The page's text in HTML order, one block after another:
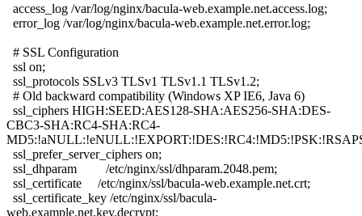
access_log /var/log/nginx/bacula-web.example.net.access.log;
error_log /var/log/nginx/bacula-web.example.net.error.log;
# SSL Configuration
ssl on;
ssl_protocols SSLv3 TLSv1 TLSv1.1 TLSv1.2;
# Old backward compatibility (Windows XP IE6, Java 6)
ssl_ciphers HIGH:SEED:AES128-SHA:AES256-SHA:DES-
CBC3-SHA:RC4-SHA:RC4-
ssl_prefer_server_ciphers on;
ssl_dhparam /etc/nginx/ssl/dhparam.2048.pem;
ssl_certificate /etc/nginx/ssl/bacula-web.example.net.crt;
ssl_certificate_key /etc/nginx/ssl/bacula-
web.example.net.key.decrypt;